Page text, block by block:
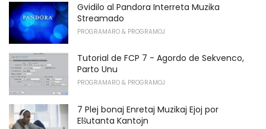
Gvidilo al Pandora Interreta Muzika
Streamado
PROGRAMARO & PROGRAMOJ
Tutorial de FCP 7 - Agordo de Sekvenco,
Parto Unu
PROGRAMARO & PROGRAMOJ
7 Plej bonaj Enretaj Muzikaj Ejoj por
Elŝutanta Kantojn